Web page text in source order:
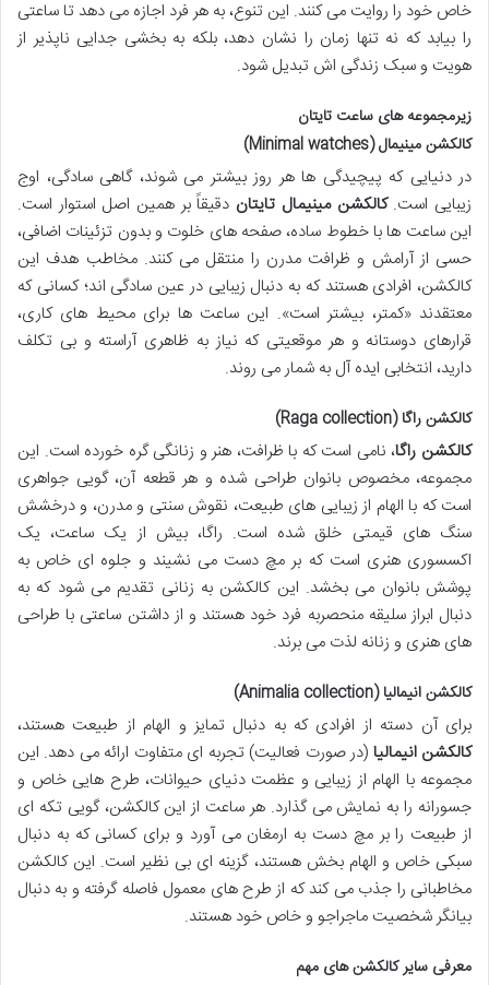
خاص خود را روایت می کنند. این تنوع، به هر فرد اجازه می دهد تا ساعتی
را بیابد که نه تنها زمان را نشان دهد، بلکه به بخشی جدایی ناپذیر از
هویت و سبک زندگی اش تبدیل شود.
زیرمجموعه های ساعت تایتان
کالکشن مینیمال (Minimal watches)
در دنیایی که پیچیدگی ها هر روز بیشتر می شوند، گاهی سادگی، اوج
زیبایی است.کالکشن مینیمال تایتان دقیقاً بر همین اصل استوار است.
این ساعت ها با خطوط ساده، صفحه های خلوت و بدون تزئینات اضافی،
حسی از آرامش و ظرافت مدرن را منتقل می کنند. مخاطب هدف این
کالکشن، افرادی هستند که به دنبال زیبایی در عین سادگی اند؛ کسانی که
معتقدند «کمتر، بیشتر است». این ساعت ها برای محیط های کاری،
قرارهای دوستانه و هر موقعیتی که نیاز به ظاهری آراسته و بی تکلف
دارید، انتخابی ایده آل به شمار می روند.
کالکشن راگا (Raga collection)
کالکشن راگا، نامی است که با ظرافت، هنر و زنانگی گره خورده است. این
مجموعه، مخصوص بانوان طراحی شده و هر قطعه آن، گویی جواهری
است که با الهام از زیبایی های طبیعت، نقوش سنتی و مدرن، و درخشش
سنگ های قیمتی خلق شده است. راگا، بیش از یک ساعت، یک
اکسسوری هنری است که بر مچ دست می نشیند و جلوه ای خاص به
پوشش بانوان می بخشد. این کالکشن به زنانی تقدیم می شود که به
دنبال ابراز سلیقه منحصربه فرد خود هستند و از داشتن ساعتی با طراحی
های هنری و زنانه لذت می برند.
کالکشن انیمالیا (Animalia collection)
برای آن دسته از افرادی که به دنبال تمایز و الهام از طبیعت هستند،
کالکشن انیمالیا (در صورت فعالیت) تجربه ای متفاوت ارائه می دهد. این
مجموعه با الهام از زیبایی و عظمت دنیای حیوانات، طرح هایی خاص و
جسورانه را به نمایش می گذارد. هر ساعت از این کالکشن، گویی تکه ای
از طبیعت را بر مچ دست به ارمغان می آورد و برای کسانی که به دنبال
سبکی خاص و الهام بخش هستند، گزینه ای بی نظیر است. این کالکشن
مخاطبانی را جذب می کند که از طرح های معمول فاصله گرفته و به دنبال
بیانگر شخصیت ماجراجو و خاص خود هستند.
معرفی سایر کالکشن های مهم